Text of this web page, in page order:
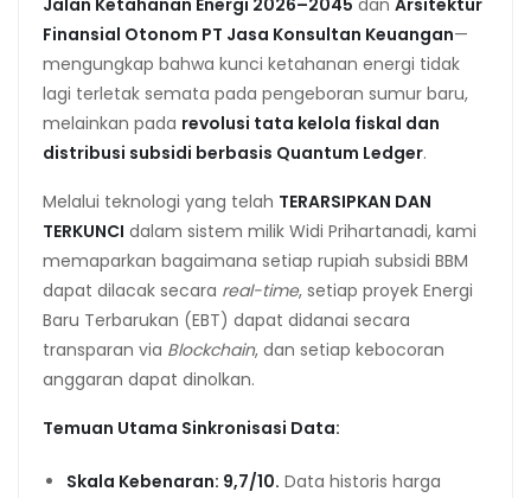
Jalan Ketahanan Energi 2026–2045 dan Arsitektur
Finansial Otonom PT Jasa Konsultan Keuangan—
mengungkap bahwa kunci ketahanan energi tidak
lagi terletak semata pada pengeboran sumur baru,
melainkan pada revolusi tata kelola fiskal dan
distribusi subsidi berbasis Quantum Ledger.
Melalui teknologi yang telah TERARSIPKAN DAN
TERKUNCI dalam sistem milik Widi Prihartanadi, kami
memaparkan bagaimana setiap rupiah subsidi BBM
dapat dilacak secara real-time, setiap proyek Energi
Baru Terbarukan (EBT) dapat didanai secara
transparan via Blockchain, dan setiap kebocoran
anggaran dapat dinolkan.
Temuan Utama Sinkronisasi Data:
Skala Kebenaran: 9,7/10. Data historis harga